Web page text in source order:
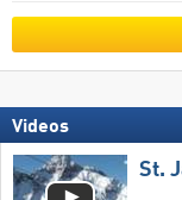
Videos
St.